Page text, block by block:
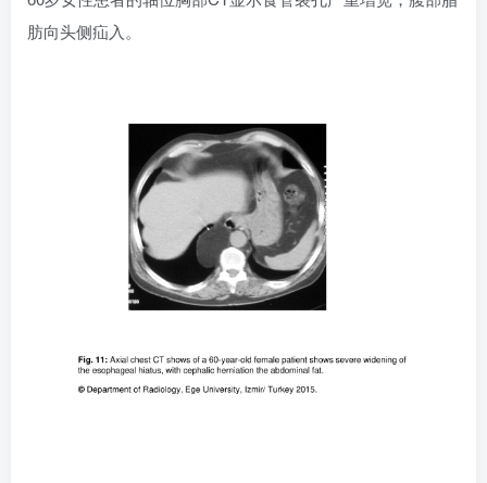
肪向头侧疝入。